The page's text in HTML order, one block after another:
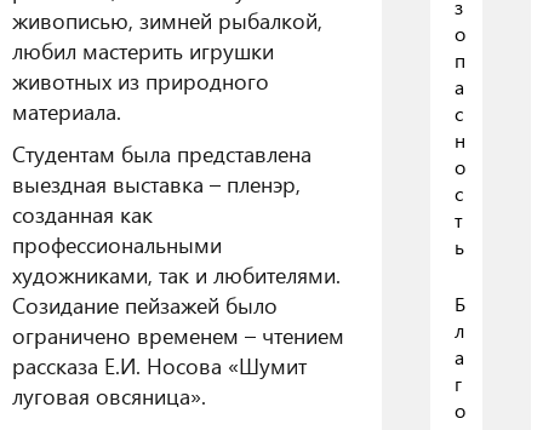
живописью, зимней рыбалкой,
любил мастерить игрушки
животных из природного
материала.
Студентам была представлена
выездная выставка – пленэр,
созданная как
профессиональными
художниками, так и любителями.
Созидание пейзажей было
ограничено временем – чтением
рассказа Е.И. Носова «Шумит
луговая овсяница».
з
о
п
а
с
н
о
с
т
ь
Б
л
а
г
о